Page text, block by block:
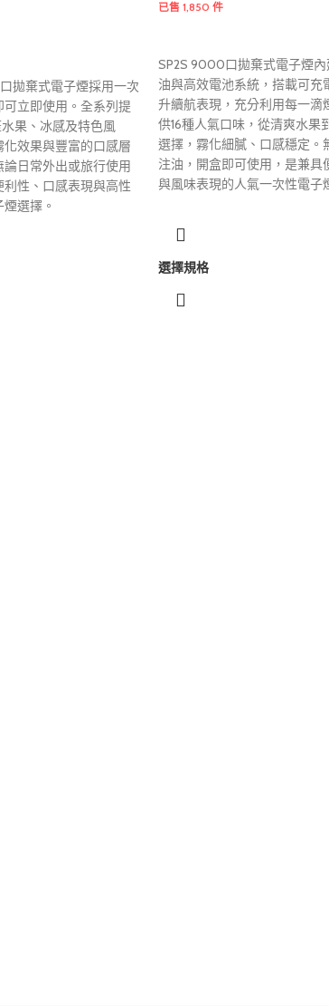
拋棄式電子煙採用一次
立即使用。全系列提
果、冰感及特色風
效果與豐富的口感層
日常外出或旅行使用
性、口感表現與高性
選擇。
已售 1,850 件
SP2S 9000口拋棄式電子煙內
油與高效電池系統，搭載可充
升續航表現，充分利用每一滴
供16種人氣口味，從清爽水果
選擇，霧化細膩、口感穩定。
注油，開盒即可使用，是兼具
與風味表現的人氣一次性電子
選擇規格